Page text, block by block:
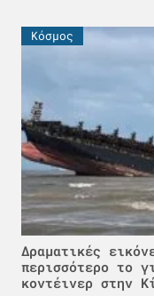
Κόσμος
Δραματικές
περισσότερο το
κοντέινερ στην